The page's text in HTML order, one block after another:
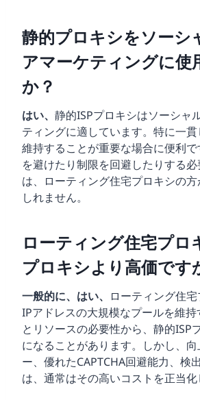
静的プロキシをソーシ
アマーケティングに使
か？
はい、 静的ISPプロキシはソーシャ
ティングに適しています。特に一
維持することが重要な場合に便利
を避けたり制限を回避したりする
は、ローティング住宅プロキシの
しれません。
ローティング住宅プロ
プロキシより高価です
一般的に、はい、
ローティング住
IPアドレスの大規模なプールを維持
とリソースの必要性から、静的ISP
になることがあります。しかし、
ー、優れたCAPTCHA回避能力、検
は、通常はその高いコストを正当化